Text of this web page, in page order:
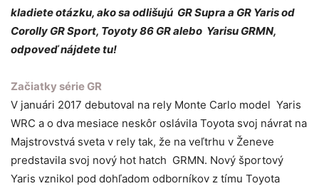
kladiete otázku, ako sa odlišujú GR Supra a GR Yaris od
Corolly GR Sport, Toyoty 86 GR alebo Yarisu GRMN,
odpoveď nájdete tu!
Začiatky série GR
V januári 2017 debutoval na rely Monte Carlo model Yaris
WRC a o dva mesiace neskôr oslávila Toyota svoj návrat na
Majstrovstvá sveta v rely tak, že na veľtrhu v Ženeve
predstavila svoj nový hot hatch GRMN. Nový športový
Yaris vznikol pod dohľadom odborníkov z tímu Toyota